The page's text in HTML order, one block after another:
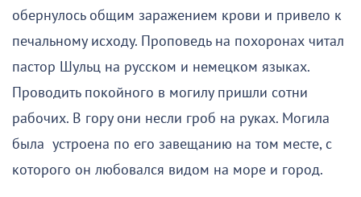
обернулось общим заражением крови и привело к
печальному исходу. Проповедь на похоронах читал
пастор Шульц на русском и немецком языках.
Проводить покойного в могилу пришли сотни
рабочих. В гору они несли гроб на руках. Могила
была устроена по его завещанию на том месте, с
которого он любовался видом на море и город.